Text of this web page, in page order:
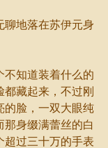
地落在苏伊元身
知道装着什么的
藏起来，不过刚
的脸，一双大眼纯
那身缀满蕾丝的白
超过三十万的手表